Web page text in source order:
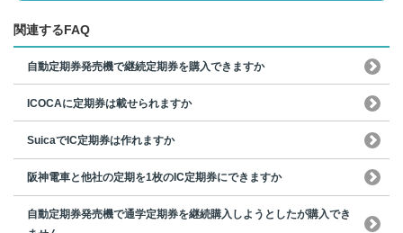
関連するFAQ
自動定期券発売機で継続定期券を購入できますか
ICOCAに定期券は載せられますか
SuicaでIC定期券は作れますか
阪神電車と他社の定期を1枚のIC定期券にできますか
自動定期券発売機で通学定期券を継続購入しようとしたが購入でき